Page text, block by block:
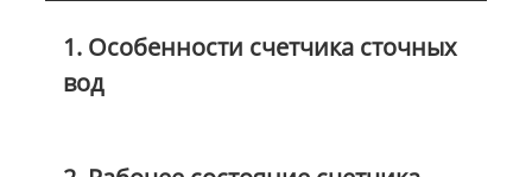
1. Особенности счетчика сточных
вод